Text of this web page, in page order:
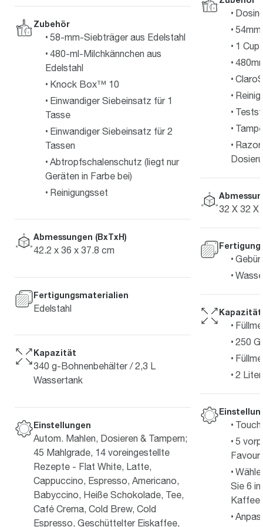
Zubehör
58-mm-Siebträger aus Edelstahl
480-ml-Milchkännchen aus
Edelstahl
Knock Box™ 10
Einwandiger Siebeinsatz für 1
Tasse
Einwandiger Siebeinsatz für 2
Tassen
Abtropfschalenschutz (liegt nur
Geräten in Farbe bei)
Reinigungsset
Abmessungen (BxTxH)
42.2 x 36 x 37.8 cm
Fertigungsmaterialien
Edelstahl
Kapazität
340 g-Bohnenbehälter / 2,3 L
Wassertank
Einstellungen
Autom. Mahlen, Dosieren & Tampern;
45 Mahlgrade, 14 voreingestellte
Rezepte - Flat White, Latte,
Cappuccino, Espresso, Americano,
Babyccino, Heiße Schokolade, Tee,
Café Crema, Cold Brew, Cold
Espresso, Geschüttelter Eiskaffee,
1 Cup
32 X 32 X
Kapazität
250
2 Liter
5
Sie 6